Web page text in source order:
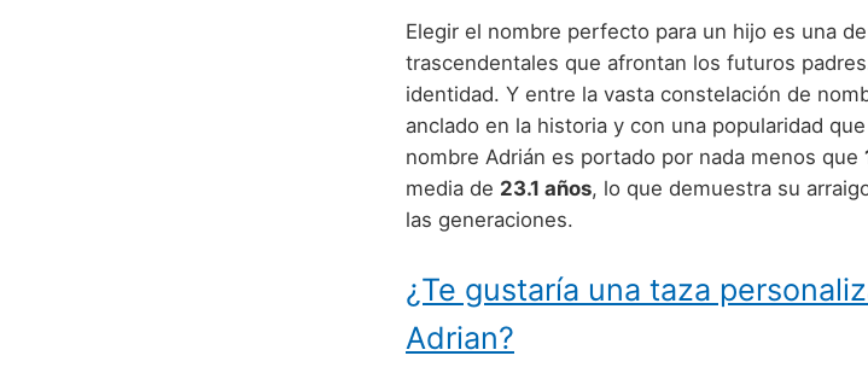
Elegir el nombre perfecto para un hijo es una
trascendentales que afrontan los futuros
identidad. Y entre la vasta constelación de
anclado en la historia y con una popularidad
nombre Adrián es portado por nada menos que
media de 23.1 años, lo que demuestra su
las generaciones.
¿Te gustaría una taza
Adrian?